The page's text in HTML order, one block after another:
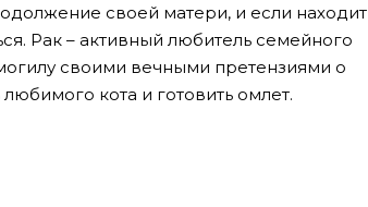
своей матери, и если находит
Рак – активный любитель семейного
своими вечными претензиями о
кота и готовить омлет.